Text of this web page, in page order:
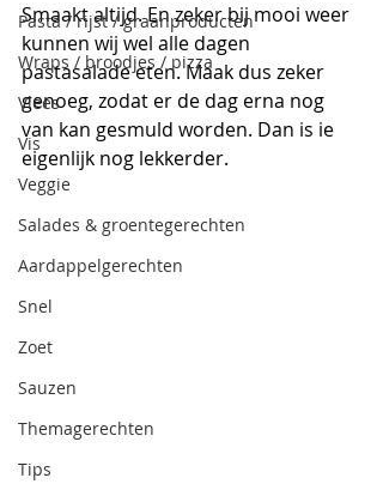
Pasta / rijst / graanproducten
Wraps / broodjes / pizza
Vlees
Vis
Veggie
Salades & groentegerechten
Aardappelgerechten
Snel
Zoet
Sauzen
Themagerechten
Tips
Smaakt altijd. En zeker bij mooi weer
kunnen wij wel alle dagen
pastasalade eten. Maak dus zeker
genoeg, zodat er de dag erna nog
van kan gesmuld worden. Dan is ie
eigenlijk nog lekkerder.